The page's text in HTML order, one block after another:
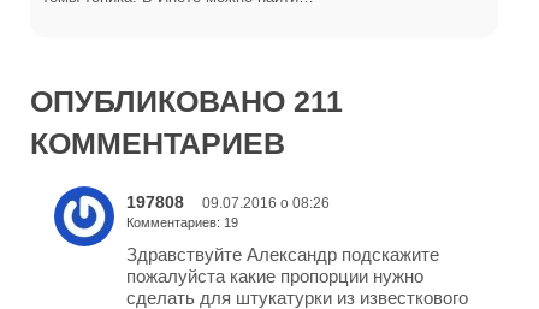
ОПУБЛИКОВАНО 211
КОММЕНТАРИЕВ
197808 09.07.2016 о 08:26
Комментариев: 19
Здравствуйте Александр подскажите
пожалуйста какие пропорции нужно
сделать для штукатурки из известкового